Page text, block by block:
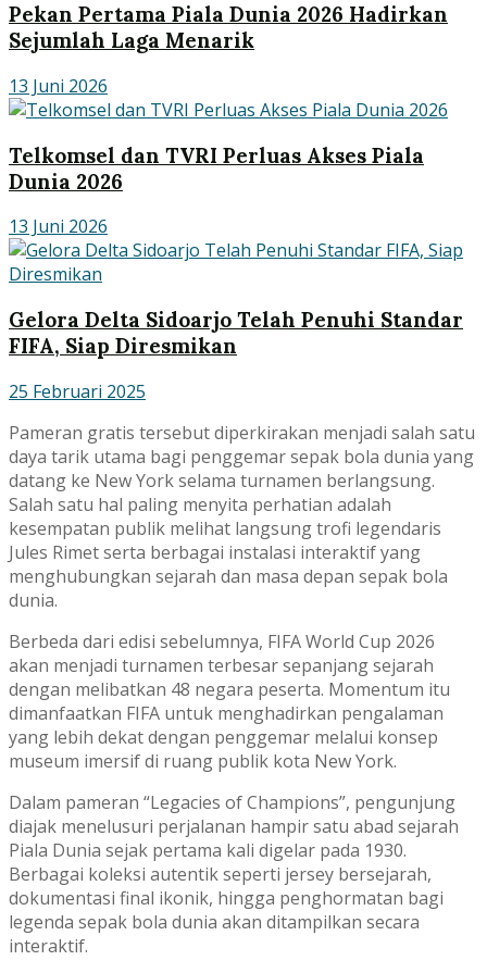
Pekan Pertama Piala Dunia 2026 Hadirkan
Sejumlah Laga Menarik
13 Juni 2026
Telkomsel dan TVRI Perluas Akses Piala
Dunia 2026
13 Juni 2026
Gelora Delta Sidoarjo Telah Penuhi Standar
FIFA, Siap Diresmikan
25 Februari 2025
Pameran gratis tersebut diperkirakan menjadi salah satu
daya tarik utama bagi penggemar sepak bola dunia yang
datang ke New York selama turnamen berlangsung.
Salah satu hal paling menyita perhatian adalah
kesempatan publik melihat langsung trofi legendaris
Jules Rimet serta berbagai instalasi interaktif yang
menghubungkan sejarah dan masa depan sepak bola
dunia.
Berbeda dari edisi sebelumnya, FIFA World Cup 2026
akan menjadi turnamen terbesar sepanjang sejarah
dengan melibatkan 48 negara peserta. Momentum itu
dimanfaatkan FIFA untuk menghadirkan pengalaman
yang lebih dekat dengan penggemar melalui konsep
museum imersif di ruang publik kota New York.
Dalam pameran “Legacies of Champions”, pengunjung
diajak menelusuri perjalanan hampir satu abad sejarah
Piala Dunia sejak pertama kali digelar pada 1930.
Berbagai koleksi autentik seperti jersey bersejarah,
dokumentasi final ikonik, hingga penghormatan bagi
legenda sepak bola dunia akan ditampilkan secara
interaktif.